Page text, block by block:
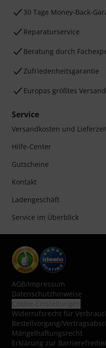
30 Tage Money-Back-
Reparaturservice
Beratung durch
Zufriedenheitsgarantie
Europas größtes
Service
Versandkosten und
Hilfe-Center
Gutscheine
Kontakt
Ladengeschäft
Service im Überblick
AGB/Impressum
Datenschutzhinweise
Widerrufsrecht für
Bestellvorgang/
Mängelhaftungsrecht
Erklärung zur